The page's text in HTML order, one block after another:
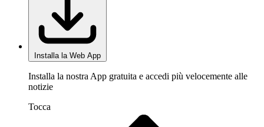
Installa la Web App
Installa la nostra App gratuita e accedi più velocemente alle
notizie
Tocca